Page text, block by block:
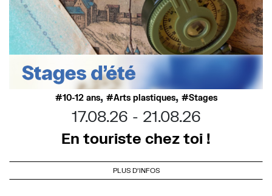
10-12 ans, Arts plastiques, Stages
17.08.26
21.08.26
En touriste chez toi !
PLUS D'INFOS